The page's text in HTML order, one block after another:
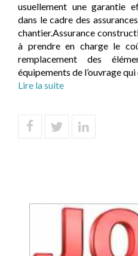
usuellement une garantie
dans le cadre des
chantier.Assurance
à prendre en charge le
remplacement des
équipements de l’ouvrage qui
Lire la suite